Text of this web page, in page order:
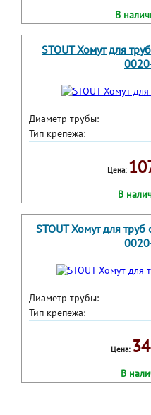
В
STOUT Хомут для
Диаметр трубы:
Тип крепежа:
Цена:
В
STOUT Хомут для
Диаметр трубы:
Тип крепежа:
Цена:
В